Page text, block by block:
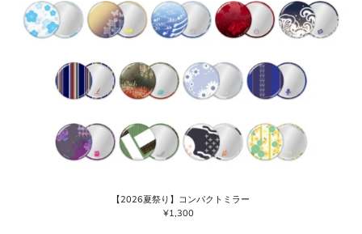
【2026夏祭り】コンパクトミラー
通
¥1,300